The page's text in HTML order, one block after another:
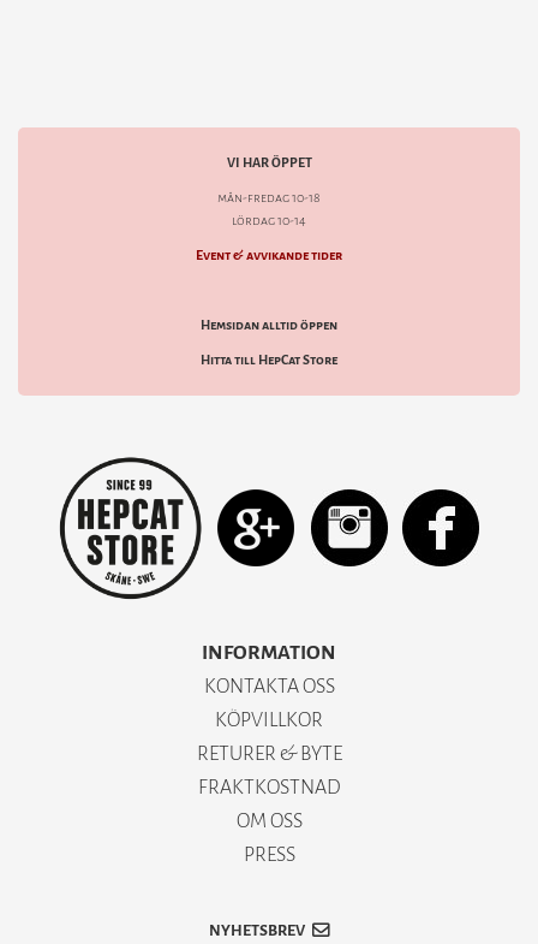
VI HAR ÖPPET
mån-fredag 10-18
lördag 10-14
Event & avvikande tider
Hemsidan alltid öppen
Hitta till HepCat Store
INFORMATION
KONTAKTA OSS
KÖPVILLKOR
RETURER & BYTE
FRAKTKOSTNAD
OM OSS
PRESS
NYHETSBREV